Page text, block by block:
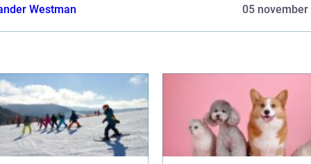
Westman
05 november